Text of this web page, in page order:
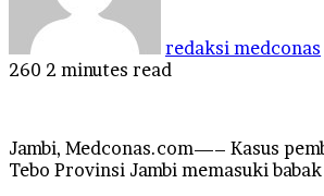
redaksi medconas
260 2 minutes read
Jambi, Medconas.com—– Kasus
Tebo Provinsi Jambi memasuki babak